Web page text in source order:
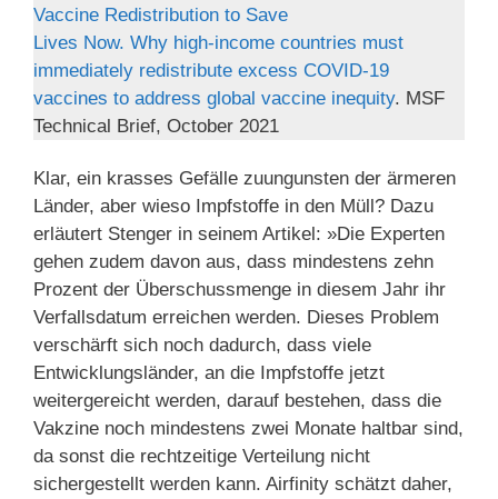
Vaccine Redistribution to Save
Lives Now. Why high-income countries must
immediately redistribute excess COVID-19
vaccines to address global vaccine inequity. MSF
Technical Brief, October 2021
Klar, ein krasses Gefälle zuungunsten der ärmeren
Länder, aber wieso Impfstoffe in den Müll? Dazu
erläutert Stenger in seinem Artikel: »Die Experten
gehen zudem davon aus, dass mindestens zehn
Prozent der Überschussmenge in diesem Jahr ihr
Verfallsdatum erreichen werden. Dieses Problem
verschärft sich noch dadurch, dass viele
Entwicklungsländer, an die Impfstoffe jetzt
weitergereicht werden, darauf bestehen, dass die
Vakzine noch mindestens zwei Monate haltbar sind,
da sonst die rechtzeitige Verteilung nicht
sichergestellt werden kann. Airfinity schätzt daher,